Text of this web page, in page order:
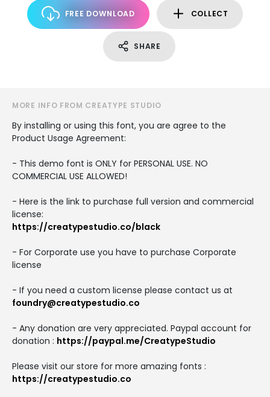
FREE DOWNLOAD COLLECT
SHARE
MORE INFO FROM CREATYPE STUDIO
By installing or using this font, you are agree to the
Product Usage Agreement:
- This demo font is ONLY for PERSONAL USE. NO
COMMERCIAL USE ALLOWED!
- Here is the link to purchase full version and commercial
license:
https://creatypestudio.co/black
- For Corporate use you have to purchase Corporate
license
- If you need a custom license please contact us at
foundry@creatypestudio.co
- Any donation are very appreciated. Paypal account for
donation : https://paypal.me/CreatypeStudio
Please visit our store for more amazing fonts :
https://creatypestudio.co